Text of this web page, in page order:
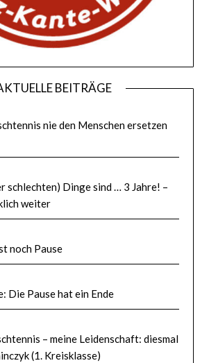
BEITRÄGE
nie den Menschen ersetzen
schlechten) Dinge sind … 3 Jahre! –
weiter
noch Pause
Die Pause hat ein Ende
– meine Leidenschaft: diesmal
(1. Kreisklasse)